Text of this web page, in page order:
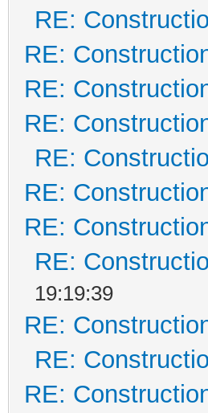
RE:
RE:
RE:
RE:
RE:
RE:
RE:
RE:
19:19:39
RE:
RE:
RE: